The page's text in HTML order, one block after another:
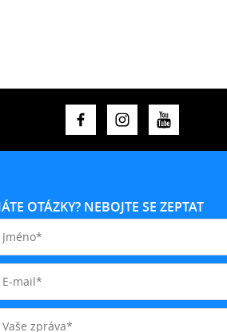
OTÁZKY? NEBOJTE SE ZEPTAT